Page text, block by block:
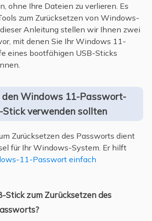
ohne Ihre Dateien zu verlieren. Es
zum Zurücksetzen von Windows-
Anleitung stellen wir Ihnen zwei
mit denen Sie Ihr Windows 11-
eines bootfähigen USB-Sticks
den Windows 11-Passwort-
Stick verwenden sollten
Zurücksetzen des Passworts dient
für Ihr Windows-System. Er hilft
11-Passwort einfach
Stick zum Zurücksetzen des